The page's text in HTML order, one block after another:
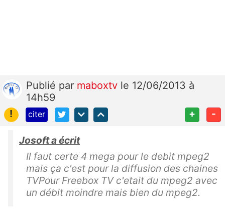
Publié par maboxtv le 12/06/2013 à
14h59
!
citer + -
Josoft a écrit
Il faut certe 4 mega pour le debit mpeg2
mais ça c'est pour la diffusion des chaines
TVPour Freebox TV c'etait du mpeg2 avec
un débit moindre mais bien du mpeg2.